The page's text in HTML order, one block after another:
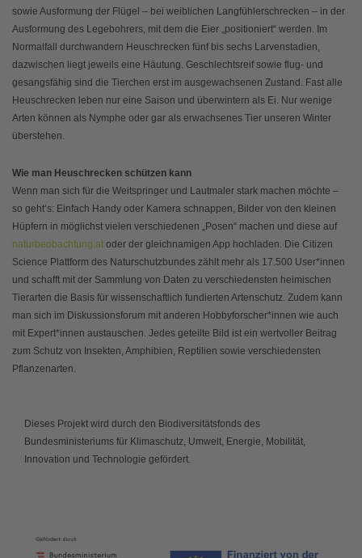
sowie Ausformung der Flügel – bei weiblichen Langfühlerschrecken – in der
Ausformung des Legebohrers, mit dem die Eier „positioniert“ werden. Im
Normalfall durchwandern Heuschrecken fünf bis sechs Larvenstadien,
dazwischen liegt jeweils eine Häutung. Geschlechtsreif sowie flug- und
gesangsfähig sind die Tierchen erst im ausgewachsenen Zustand. Fast alle
Heuschrecken leben nur eine Saison und überwintern als Ei. Nur wenige
Arten können als Nymphe oder gar als erwachsenes Tier unseren Winter
überstehen.
Wie man Heuschrecken schützen kann
Wenn man sich für die Weitspringer und Lautmaler stark machen möchte –
so geht’s: Einfach Handy oder Kamera schnappen, Bilder von den kleinen
Hüpfern in möglichst vielen verschiedenen „Posen“ machen und diese auf
naturbeobachtung.at oder der gleichnamigen App hochladen. Die Citizen
Science Plattform des Naturschutzbundes zählt mehr als 17.500 User*innen
und schafft mit der Sammlung von Daten zu verschiedensten heimischen
Tierarten die Basis für wissenschaftlich fundierten Artenschutz. Zudem kann
man sich im Diskussionsforum mit anderen Hobbyforscher*innen wie auch
mit Expert*innen austauschen. Jedes geteilte Bild ist ein wertvoller Beitrag
zum Schutz von Insekten, Amphibien, Reptilien sowie verschiedensten
Pflanzenarten.
Dieses Projekt wird durch den Biodiversitätsfonds des
Bundesministeriums für Klimaschutz, Umwelt, Energie, Mobilität,
Innovation und Technologie gefördert.